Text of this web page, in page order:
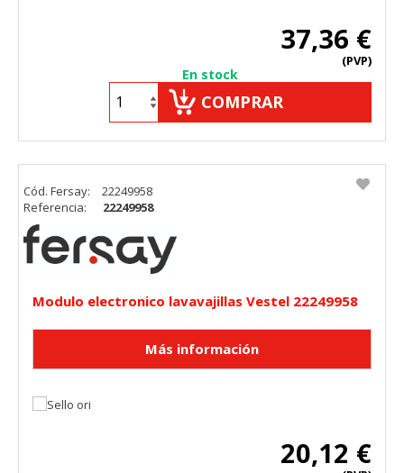
37,36 €
(PVP)
En stock
COMPRAR
Modulo electronico lavavajillas Vestel 22249958
20,12 €
Cód. Fersay:
22249958
Referencia:
22249958
CONFIGURACIÓN DE COOKIES